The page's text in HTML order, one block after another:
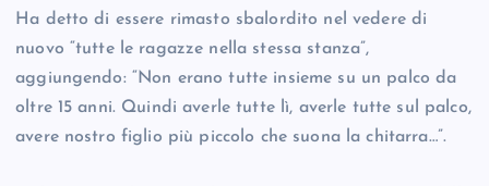
Ha detto di essere rimasto sbalordito nel vedere di
nuovo “tutte le ragazze nella stessa stanza”,
aggiungendo: “Non erano tutte insieme su un palco da
oltre 15 anni. Quindi averle tutte lì, averle tutte sul palco,
avere nostro figlio più piccolo che suona la chitarra…”.